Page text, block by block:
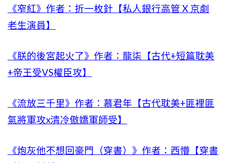
《窄紅》作者：折一枚針【私人銀行高管 X 京劇
老生演員】
《朕的後宮起火了》作者：龍柒【古代+短篇耽美
+帝王受VS權臣攻】
《流放三千里》作者：慕君年【古代耽美+匪裡匪
氣將軍攻x清冷傲嬌軍師受】
《炮灰他不想回豪門（穿書）》作者：西懵【穿書